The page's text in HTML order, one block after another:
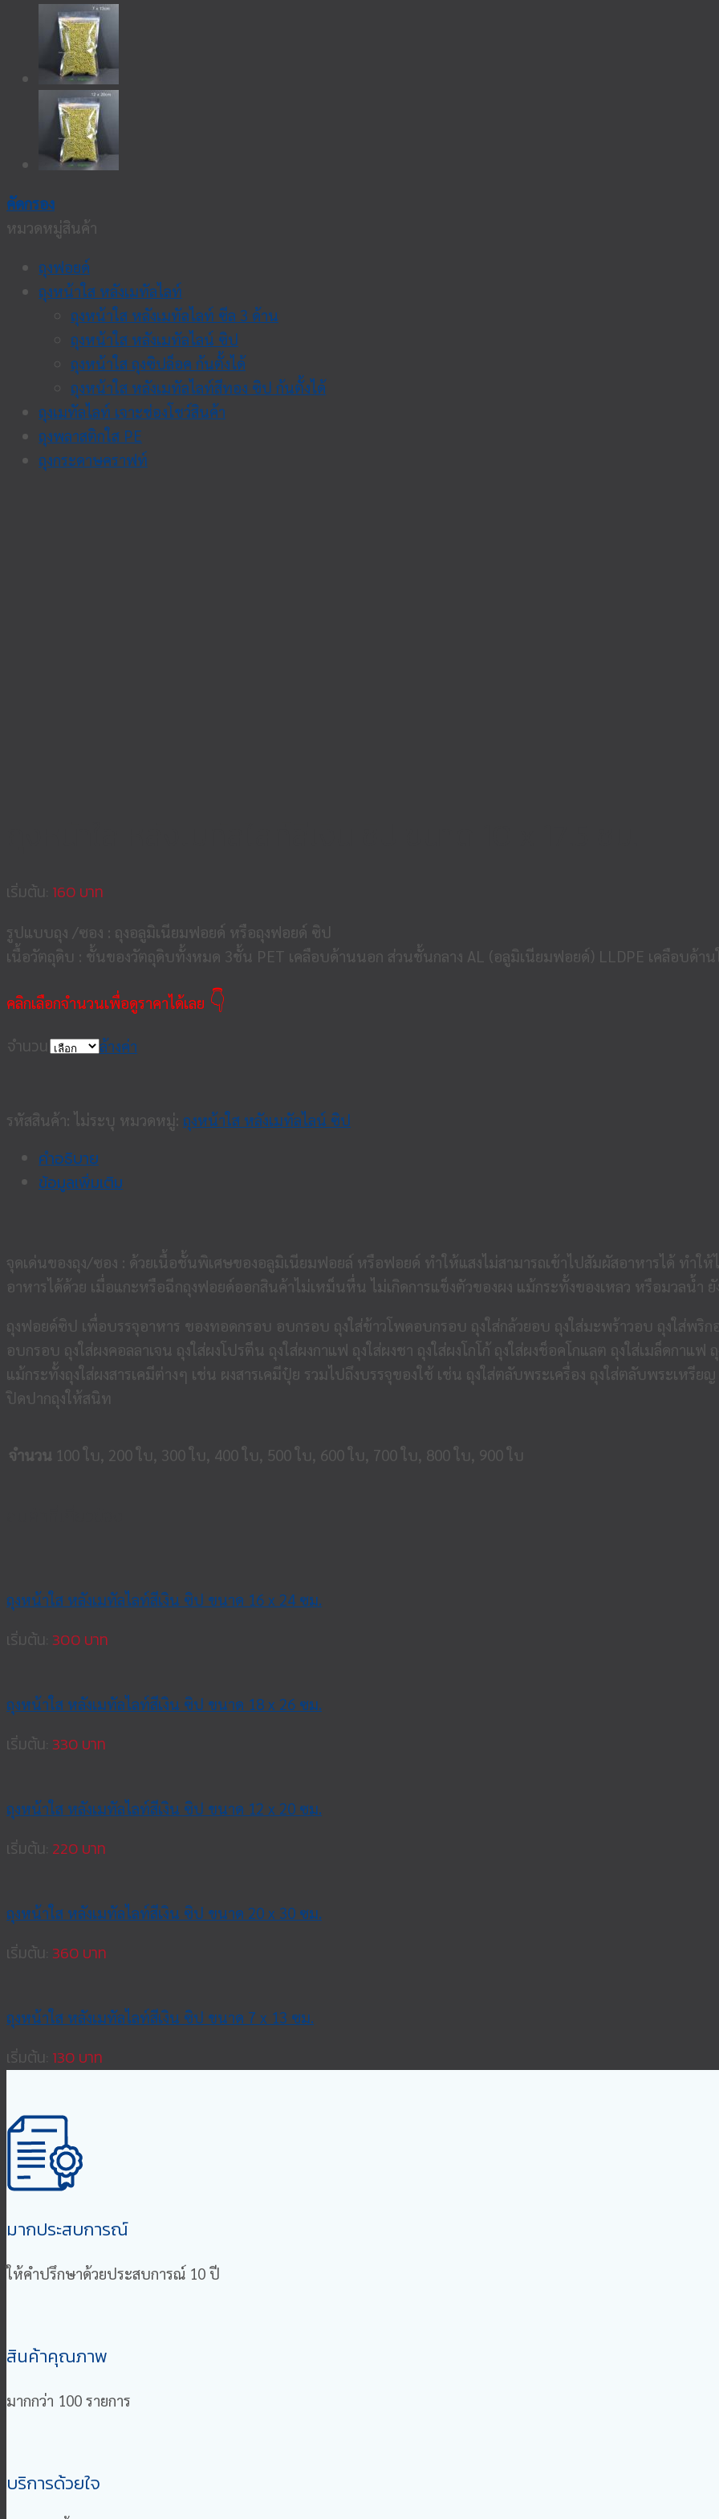
คัดกรอง
หมวดหมู่สินค้า
ถุงฟอยด์
ถุงหน้าใส หลังเมทัลไลท์
ถุงหน้าใส หลังเมทัลไลท์ ซีล 3 ด้าน
ถุงหน้าใส หลังเมทัลไลน์ ซิป
ถุงหน้าใส ถุงซิปล็อค ก้นตั้งได้
ถุงหน้าใส หลังเมทัลไลท์สีทอง ซิป ก้นตั้งได้
ถุงเมทัลไลท์ เจาะช่องโชว์สินค้า
ถุงพลาสติกใส PE
ถุงกระดาษคราฟท์
เริ่มต้น: 160
รูปแบบถุง /ซอง : ถุงอลูมิเนียมฟอยด์ หรือถุงฟอยด์ ซิป
เนื้อวัตถุดิบ : ชั้นของวัตถุดิบทั้งหมด 3ชั้น PET เคลือบด้านนอก ส่วนชั้นกลาง AL (อลูมิเนียมฟอยด์) LLDPE เคลือบด้าน
คลิกเลือกจำนวนเพื่อดูราคาได้เลย 👇
จำนวน ล้างค่า
รหัสสินค้า: ไม่ระบุ หมวดหมู่: ถุงหน้าใส หลังเมทัลไลน์ ซิป
คำอธิบาย
ข้อมูลเพิ่มเติม
จุดเด่นของถุง/ซอง : ด้วยเนื้อชั้นพิเศษของอลูมิเนียมฟอยล์ หรือฟอยด์ ทำให้แสงไม่สามารถเข้าไปสัมผัสอาหารได้ ทำให้
อาหารได้ด้วย เมื่อแกะหรือฉีกถุงฟอยด์ออกสินค้าไม่เหม็นหื่น ไม่เกิดการแข็งตัวของผง แม้กระทั้งของเหลว หรือมวลน้ำ ยั
ถุงฟอยด์ซิป เพื่อบรรจุอาหาร ของทอดกรอบ อบกรอบ ถุงใส่ข้าวโพดอบกรอบ ถุงใส่กล้วยอบ ถุงใส่มะพร้าวอบ ถุงใส่พริก
อบกรอบ ถุงใส่ผงคอลลาเจน ถุงใส่ผงโปรตีน ถุงใส่ผงกาแฟ ถุงใส่ผงชา ถุงใส่ผงโกโก้ ถุงใส่ผงช็อคโกแลต ถุงใส่เมล็ดกาแฟ
แม้กระทั้งถุงใส่ผงสารเคมีต่างๆ เช่น ผงสารเคมีปุ๋ย รวมไปถึงบรรจุของใช้ เช่น ถุงใส่ตลับพระเครื่อง ถุงใส่ตลับพระเหรีย
ปิดปากถุงให้สนิท
จำนวน 100 ใบ, 200 ใบ, 300 ใบ, 400 ใบ, 500 ใบ, 600 ใบ, 700 ใบ, 800 ใบ, 900 ใบ
ถุงหน้าใส หลังเมทัลไลท์สีเงิน ซิป ขนาด 16 x 24 ซม.
เริ่มต้น: 300
ถุงหน้าใส หลังเมทัลไลท์สีเงิน ซิป ขนาด 18 x 26 ซม.
เริ่มต้น: 330
ถุงหน้าใส หลังเมทัลไลท์สีเงิน ซิป ขนาด 12 x 20 ซม.
เริ่มต้น: 220
ถุงหน้าใส หลังเมทัลไลท์สีเงิน ซิป ขนาด 20 x 30 ซม.
เริ่มต้น: 360
ถุงหน้าใส หลังเมทัลไลท์สีเงิน ซิป ขนาด 7 x 13 ซม.
เริ่มต้น: 130
มากประสบการณ์
ให้คำปรึกษาด้วยประสบการณ์ 10 ปี
สินค้าคุณภาพ
มากกว่า 100 รายการ
บริการด้วยใจ